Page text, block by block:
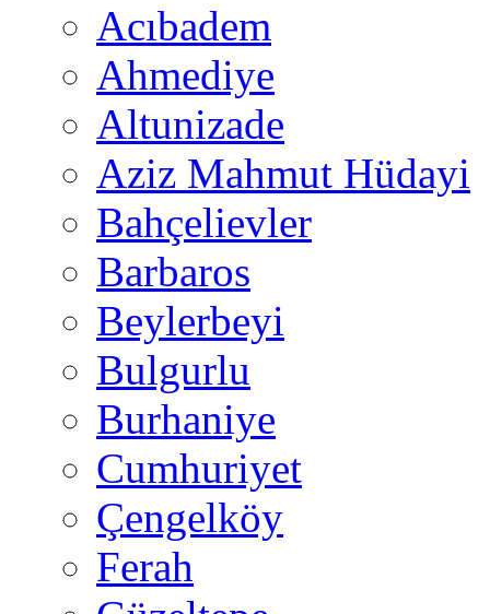
Acıbadem
Ahmediye
Altunizade
Aziz Mahmut Hüdayi
Bahçelievler
Barbaros
Beylerbeyi
Bulgurlu
Burhaniye
Cumhuriyet
Çengelköy
Ferah